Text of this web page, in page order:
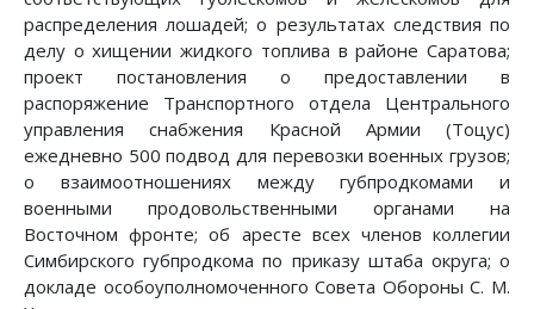
распределения лошадей; о результатах следствия по
делу о хищении жидкого топлива в районе Саратова;
проект постановления о предоставлении в
распоряжение Транспортного отдела Центрального
управления снабжения Красной Армии (Тоцус)
ежедневно 500 подвод для перевозки военных грузов;
о взаимоотношениях между губпродкомами и
военными продовольственными органами на
Восточном фронте; об аресте всех членов коллегии
Симбирского губпродкома по приказу штаба округа; о
докладе особоуполномоченного Совета Обороны С. М.